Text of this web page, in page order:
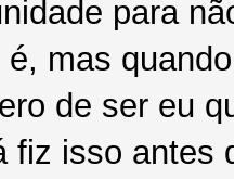
para
mas
de ser eu
fiz isso antes